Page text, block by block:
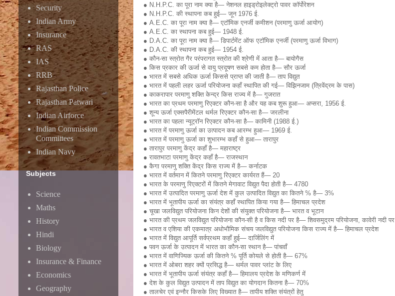
● N.H.P.C. का पूरा नाम क्या है— नेशनल हाइड्रोइलेक्ट्रो पावर कॉर्पोरेशन
● N.H.P.C. की स्थापना कब हुई— जून 1976 ई.
● A.E.C. का पूरा नाम क्या है— एटॉमिक एनर्जी कमीशन (परमाणु ऊर्जा आयोग)
● A.E.C. का स्थापना कब हुई— 1948 ई.
● D.A.C. का पूरा नाम क्या है— डिपार्टमेंट ऑफ एटॉमिक एनर्जी (परमाणु ऊर्जा विभाग)
● D.A.C. की स्थापना कब हुई— 1954 ई.
● कौन-सा स्त्रोत गैर परंपरागत स्त्रोत की श्रेणी में आता है— बायोगैस
● किस प्रकार की ऊर्जा से वायु प्रदूषण सबसे कम होता है— सौर ऊर्जा
● भारत में सबसे अधिक ऊर्जा किससे प्राप्त की जाती है— ताप विद्युत
● भारत में पहली लहर ऊर्जा परियोजना कहाँ स्थापित की गई— विझिनजाम (त्रिवेंद्रम के पास)
● काकरापार परमाणु शक्ति केन्द्र किस राज्य में है— गुजरात
● भारत का प्रथम परमाणु रिएक्टर कौन-सा है और यह कब शुरू हुआ— अप्सरा, 1956 ई.
● शून्य ऊर्जा एक्सपैरीमेंटल थर्मल रिएक्टर कौन-सा है— जरलीना
● भारत का पहला न्यूट्रॉन रिएक्टर कौन-सा है— कामिनी (1988 ई.)
● भारत में परमाणु ऊर्जा का उत्पादन कब आरम्भ हुआ— 1969 ई.
● भारत में परमाणु ऊर्जा का शुभारम्भ कहाँ से हुआ— तारापुर
● तारापुर परमाणु केंद्र कहाँ है— महाराष्ट्र
● रावतभाटा परमाणु केंद्र कहाँ है— राजस्थान
● कैगा परमाणु शक्ति केंद्र किस राज्य में है— कर्नाटक
● भारत में वर्तमान में कितने परमाणु रिएक्टर कार्यरत हैं— 20
● भारत के परमाणु रिएक्टरों में कितने मेगावाट विद्युत पैदा होती है— 4780
● भारत में उत्पादित परमाणु ऊर्जा देश में कुल उत्पादित विद्युत का कितने % है— 3%
● भारत में भूतापीय ऊर्जा का संयंत्र कहाँ स्थापित किया गया है— हिमाचल प्रदेश
● चूखा जलविद्युत परियोजना किन देशों की संयुक्त परियोजना है— भारत व भूटान
● भारत की प्रथम जलविद्युत परियोजना कौन-सी है व किस नदी पर है— शिवसमुद्रम परियोजना, कावेरी नदी पर
● भारत व एशिया की एकमात्र अधोभौमिक संचय जलविद्युत परियोजना किस राज्य में है— हिमाचल प्रदेश
● भारत में विद्युत आपूर्ति सर्वप्रथम कहाँ हुई— दार्जिलिंग में
● पवन ऊर्जा के उत्पादन में भारत का कौन-सा स्थान है— पांचवाँ
● भारत में वाणिज्यिक ऊर्जा की कितने % पूर्ति कोयले से होती है— 67%
● भारत में ओबरा शहर क्यों प्रसिद्ध है— थर्मल पावर प्लांट के लिए
● भारत में भूतापीय ऊर्जा संयंत्र कहाँ है— हिमालय प्रदेश के मणिकर्ण में
● देश के कुल विद्युत उत्पादन में ताप विद्युत का योगदान कितना है— 70%
● तालचेर एवं इन्नौर किसके लिए विख्यात है— तापीय शक्ति संयंत्रों हेतु
Security
Indian Army
Insurance
RAS
IAS
RRB
Rajasthan Police
Rajasthan Patwari
Indian Airforce
Indian Commission
Committees
Indian Navy
Subjects
Science
Maths
History
Hindi
Biology
Insurance & Finance
Economics
Geography